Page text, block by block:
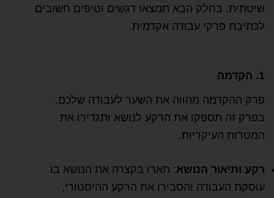
שיטתית. בחלק הבא תמצאו דגשים וטיפים חשובים
לכתיבת פרקי עבודה אקדמית.
1. הקדמה
פרק ההקדמה מהווה את השער לעבודה שלכם.
בפרק זה תספקו את הרקע לנושא ותגדירו את
המטרות העיקריות.
רקע ותיאור הנושא: תארו בקצרה את הנושא בו
עוסקת העבודה והסבירו את הרקע ההיסטורי,